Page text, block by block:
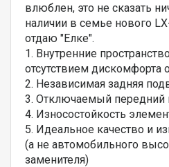
влюблен, это не сказать
наличии в семье нового
отдаю "Елке".
1. Внутренние
отсутствием дискомфорта
2. Независимая задняя
3. Отключаемый передний
4. Износостойкость
5. Идеальное качество и
(а не автомобильного
заменителя)